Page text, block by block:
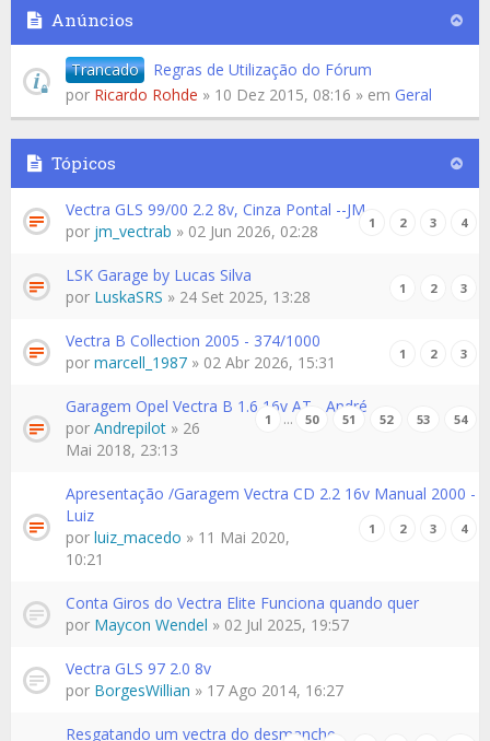
Anúncios
Trancado
Regras de Utilização do Fórum
por Ricardo Rohde » 10 Dez 2015, 08:16 » em Geral
Tópicos
Vectra GLS 99/00 2.2 8v, Cinza Pontal --JM
1 2 3 4
por jm_vectrab » 02 Jun 2026, 02:28
LSK Garage by Lucas Silva
1 2 3
por LuskaSRS » 24 Set 2025, 13:28
Vectra B Collection 2005 - 374/1000
1 2 3
por marcell_1987 » 02 Abr 2026, 15:31
Garagem Opel Vectra B 1.6 16v AT - André
1 … 50 51 52 53 54
por Andrepilot » 26
Mai 2018, 23:13
Apresentação /Garagem Vectra CD 2.2 16v Manual 2000 -
Luiz
1 2 3 4
por luiz_macedo » 11 Mai 2020,
10:21
Conta Giros do Vectra Elite Funciona quando quer
por Maycon Wendel » 02 Jul 2025, 19:57
Vectra GLS 97 2.0 8v
por BorgesWillian » 17 Ago 2014, 16:27
Resgatando um vectra do desmanche